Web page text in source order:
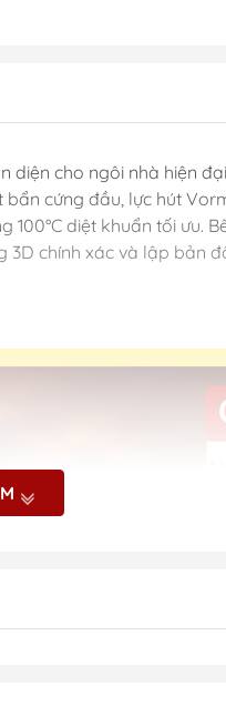
diện cho ngôi nhà hiện
cứng đầu, lực hút
diệt khuẩn tối ưu.
chính xác và lập bản